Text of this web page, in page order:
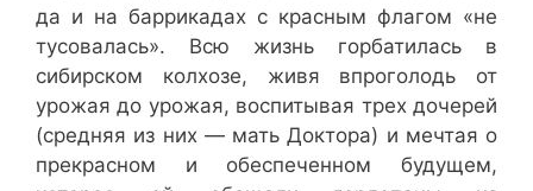
да и на баррикадах с красным флагом «не
тусовалась». Всю жизнь горбатилась в
сибирском колхозе, живя впроголодь от
урожая до урожая, воспитывая трех дочерей
(средняя из них — мать Доктора) и мечтая о
прекрасном и обеспеченном будущем,